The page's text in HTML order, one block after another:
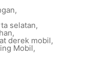
,
selatan,
,
derek mobil,
Mobil,